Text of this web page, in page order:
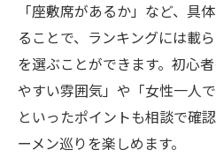
「座敷席があるか」など、具
ることで、ランキングには載
を選ぶことができます。初心
やすい雰囲気」や「女性一人
といったポイントも相談で確
ーメン巡りを楽しめます。